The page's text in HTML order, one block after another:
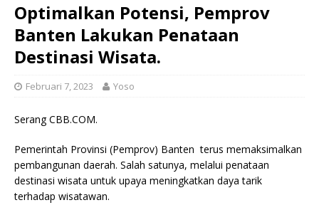
Optimalkan Potensi, Pemprov
Banten Lakukan Penataan
Destinasi Wisata.
Februari 7, 2023 Yoso
Serang CBB.COM.
Pemerintah Provinsi (Pemprov) Banten terus memaksimalkan
pembangunan daerah. Salah satunya, melalui penataan
destinasi wisata untuk upaya meningkatkan daya tarik
terhadap wisatawan.